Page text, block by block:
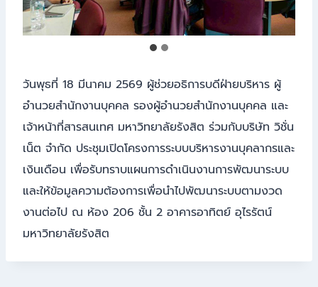
วันพุธที่ 18 มีนาคม 2569 ผู้ช่วยอธิการบดีฝ่ายบริหาร ผู้
อำนวยสำนักงานบุคคล รองผู้อำนวยสำนักงานบุคคล และ
เจ้าหน้าที่สารสนเทศ มหาวิทยาลัยรังสิต ร่วมกับบริษัท วิชั่น
เน็ต จำกัด ประชุมเปิดโครงการระบบบริหารงานบุคลากรและ
เงินเดือน เพื่อรับทราบแผนการดำเนินงานการพัฒนาระบบ
และให้ข้อมูลความต้องการเพื่อนำไปพัฒนาระบบตามงวด
งานต่อไป ณ ห้อง 206 ชั้น 2 อาคารอาทิตย์ อุไรรัตน์
มหาวิทยาลัยรังสิต